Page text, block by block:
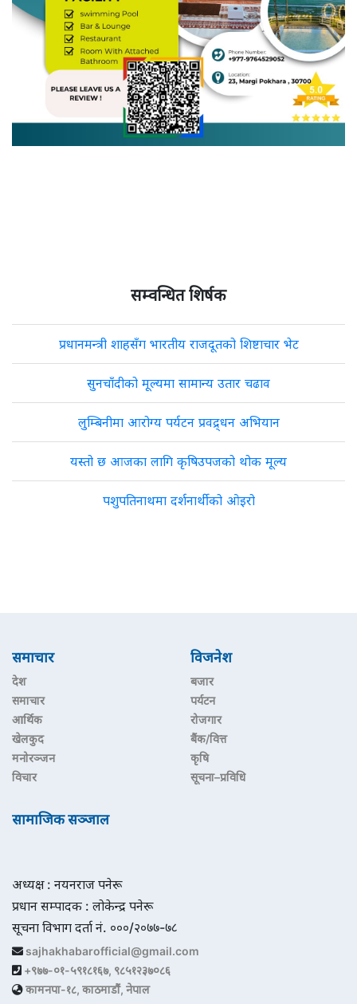
सम्वन्धित शिर्षक
प्रधानमन्त्री शाहसँग भारतीय राजदूतको शिष्टाचार भेट
सुनचाँदीको मूल्यमा सामान्य उतार चढाव
लुम्बिनीमा आरोग्य पर्यटन प्रवद्र्धन अभियान
यस्तो छ आजका लागि कृषिउपजको थोक मूल्य
पशुपतिनाथमा दर्शनार्थीको ओइरो
समाचार
देश
समाचार
आर्थिक
खेलकुद
मनोरञ्जन
विचार
विजनेश
बजार
पर्यटन
रोजगार
बैंक/वित्त
कृषि
सूचना–प्रविधि
सामाजिक सञ्जाल
अध्यक्ष : नयनराज पनेरू
प्रधान सम्पादक : लोकेन्द्र पनेरू
सूचना विभाग दर्ता नं. ०००/२०७७-७८
sajhakhabarofficial@gmail.com
+९७७-०१-५९१८१६७, ९८५१२३७०८६
कामनपा-१८, काठमाडौं, नेपाल